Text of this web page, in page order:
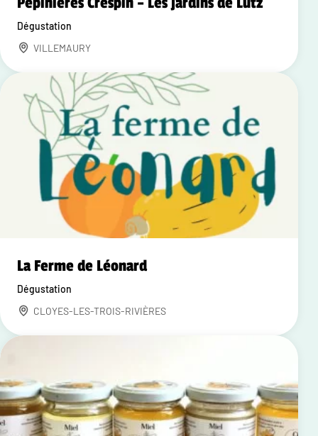
Dégustation
VILLEMAURY
La Ferme de Léonard
Dégustation
CLOYES-LES-TROIS-RIVIÈRES